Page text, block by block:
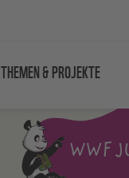
THEMEN & PROJEKTE